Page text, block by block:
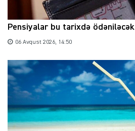
Pensiyalar bu tarixdə ödəniləcək
06 Avqust 2026, 14:50